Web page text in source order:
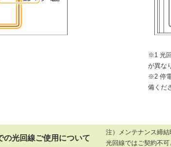
※1 光
が異な
※2 停
備くだ
の光回線ご使用について
注）メンテナンス締
光回線ではご契約不可